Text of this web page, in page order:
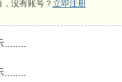
没有账号？ 立即注册